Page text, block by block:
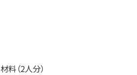
材料（2人分）